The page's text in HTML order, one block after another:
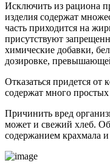
Исключить из рациона
изделия содержат
часть приходится на
присутствуют
химические добавки,
дозировке,
Отказаться придется
содержат много простых
Причинить вред
может и свежий хлеб.
содержанием крахмала